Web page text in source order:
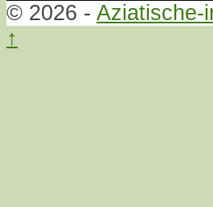
© 2026 - Aziatische-
↑